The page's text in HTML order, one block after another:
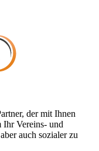
der mit Ihnen
Ihr Vereins- und
auch sozialer zu